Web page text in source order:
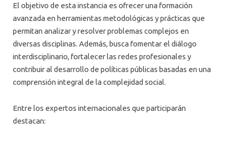
El objetivo de esta instancia es ofrecer una formación
avanzada en herramientas metodológicas y prácticas que
permitan analizar y resolver problemas complejos en
diversas disciplinas. Además, busca fomentar el diálogo
interdisciplinario, fortalecer las redes profesionales y
contribuir al desarrollo de políticas públicas basadas en una
comprensión integral de la complejidad social.
Entre los expertos internacionales que participarán
destacan: